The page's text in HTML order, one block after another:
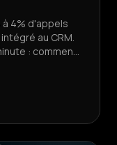
4% d'appels
au CRM.
: comment